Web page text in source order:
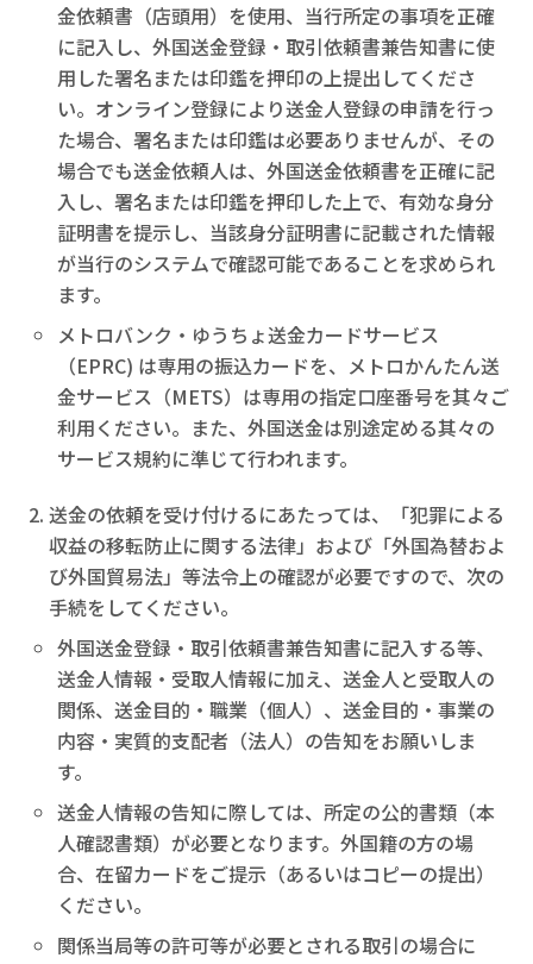
金依頼書（店頭用）を使用、当行所定の事項を正確
に記入し、外国送金登録・取引依頼書兼告知書に使
用した署名または印鑑を押印の上提出してくださ
い。オンライン登録により送金人登録の申請を行っ
た場合、署名または印鑑は必要ありませんが、その
場合でも送金依頼人は、外国送金依頼書を正確に記
入し、署名または印鑑を押印した上で、有効な身分
証明書を提示し、当該身分証明書に記載された情報
が当行のシステムで確認可能であることを求められ
ます。
メトロバンク・ゆうちょ送金カードサービス
（EPRC) は専用の振込カードを、メトロかんたん送
金サービス（METS）は専用の指定口座番号を其々ご
利用ください。また、外国送金は別途定める其々の
サービス規約に準じて行われます。
送金の依頼を受け付けるにあたっては、「犯罪による
収益の移転防止に関する法律」および「外国為替およ
び外国貿易法」等法令上の確認が必要ですので、次の
手続をしてください。
外国送金登録・取引依頼書兼告知書に記入する等、
送金人情報・受取人情報に加え、送金人と受取人の
関係、送金目的・職業（個人）、送金目的・事業の
内容・実質的支配者（法人）の告知をお願いしま
す。
送金人情報の告知に際しては、所定の公的書類（本
人確認書類）が必要となります。外国籍の方の場
合、在留カードをご提示（あるいはコピーの提出）
ください。
関係当局等の許可等が必要とされる取引の場合に